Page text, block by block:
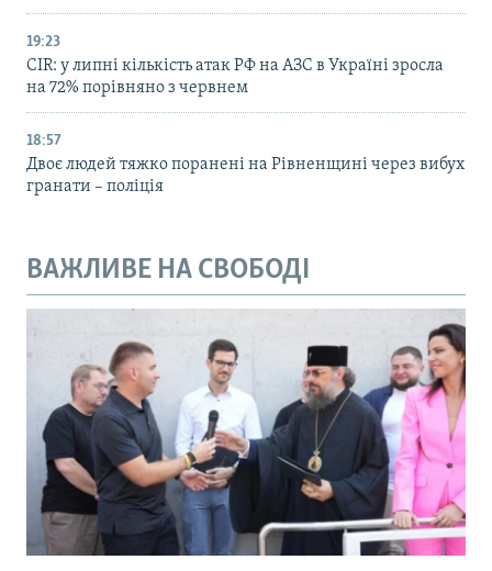
19:23
CIR: у липні кількість атак РФ на АЗС в Україні зросла
на 72% порівняно з червнем
18:57
Двоє людей тяжко поранені на Рівненщині через вибух
гранати – поліція
ВАЖЛИВЕ НА СВОБОДІ